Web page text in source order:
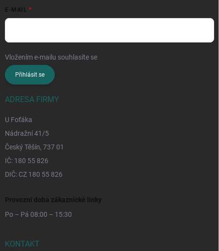
E-MAIL
Vložením e-mailu souhlasíte se
Přihlásit se
ADRESA FIRMY
U Foťáka
Nádražní 41/5
Český Těšín, 737 01
IČ: 180 55 826
DIČ: CZ 180 55 826
Provozní doba zákaznické linky
Po – Pá 08:00 – 15:30
KONTAKT